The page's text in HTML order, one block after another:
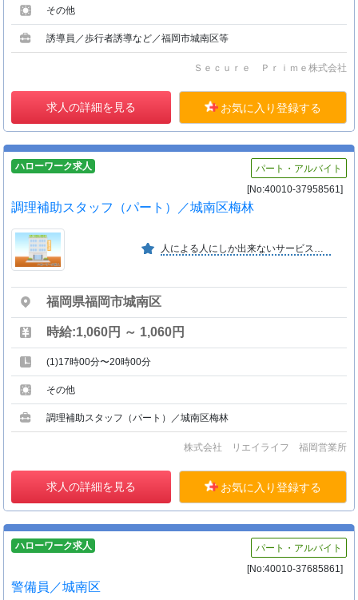
その他
誘導員／歩行者誘導など／福岡市城南区等
Ｓｅｃｕｒｅ Ｐｒｉｍｅ株式会社
求人の詳細を見る お気に入り登録する
ハローワーク求人
パート・アルバイト
[No:40010-37958561]
調理補助スタッフ（パート）／城南区梅林
人による人にしか出来ないサービスをモットーに、ホスピタリティーに特化した事業を展開しています。
福岡県福岡市城南区
時給:1,060円 ～ 1,060円
(1)17時00分〜20時00分
その他
調理補助スタッフ（パート）／城南区梅林
株式会社 リエイライフ 福岡営業所
求人の詳細を見る お気に入り登録する
ハローワーク求人
パート・アルバイト
[No:40010-37685861]
警備員／城南区